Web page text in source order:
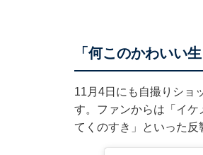
「何このかわいい
11月4日にも自撮りショ
す。ファンからは「イ
てくのすき」といった反